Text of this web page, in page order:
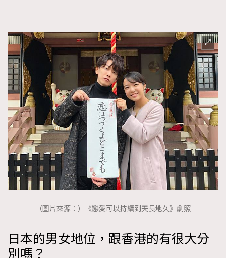
（圖片來源：）《戀愛可以持續到天長地久》劇照
日本的男女地位，跟香港的有很大分
別嗎？